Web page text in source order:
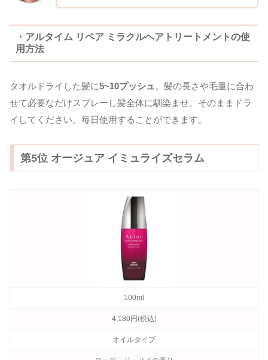
・アルタイム リペア ミラクルヘアトリートメントの使
用方法
タオルドライした髪に5~10プッシュ 。髪の長さや毛量に合わ
せて必要なだけスプレーし髪全体に馴染ませ、そのままドラ
イしてください。毎日使用することができます。
第5位 オージュア イミュライズセラム
100ml
4,180円(税込)
オイルタイプ